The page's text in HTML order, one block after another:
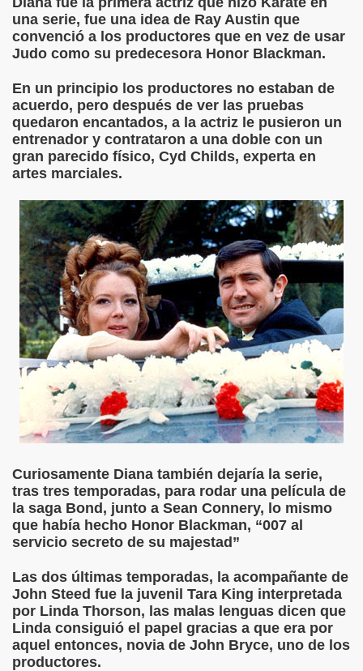
una serie, fue una idea de Ray Austin que
convenció a los productores que en vez de usar
Judo como su predecesora Honor Blackman.
En un principio los productores no estaban de
acuerdo, pero después de ver las pruebas
quedaron encantados, a la actriz le pusieron un
entrenador y contrataron a una doble con un
gran parecido físico, Cyd Childs, experta en
artes marciales.
Curiosamente Diana también dejaría la serie,
tras tres temporadas, para rodar una película de
la saga Bond, junto a Sean Connery, lo mismo
que había hecho Honor Blackman, “007 al
servicio secreto de su majestad”
Las dos últimas temporadas, la acompañante de
John Steed fue la juvenil Tara King interpretada
por Linda Thorson, las malas lenguas dicen que
Linda consiguió el papel gracias a que era por
aquel entonces, novia de John Bryce, uno de los
productores.